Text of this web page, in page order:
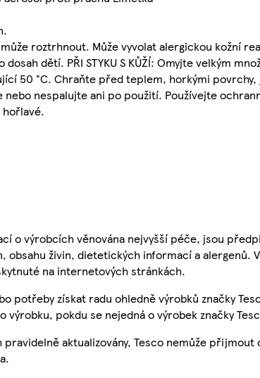
roztrhnout. Může vyvolat alergickou kožní
dětí. PŘI STYKU S KŮŽĺ: Omyjte velkým
50 °C. Chraňte před teplem, horkými
nespalujte ani po použití. Používejte
o výrobcích věnována nejvyšší péče, jsou
obsahu živin, dietetických informací a alergenů.
na internetových stránkách.
potřeby získat radu ohledně výrobků značky
výrobku, pokdu se nejedná o výrobek značky
aktualizovány, Tesco nemůže